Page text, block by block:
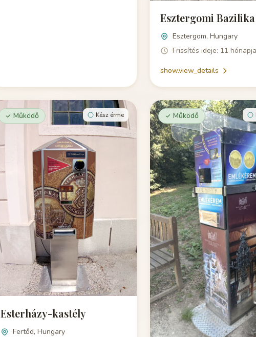
Esztergomi Bazilika
Esztergom, Hungary
Frissítés ideje: 11 hónapja
show.view_details
Működő Kész érme
Esterházy-kastély
Fertőd, Hungary
Működő